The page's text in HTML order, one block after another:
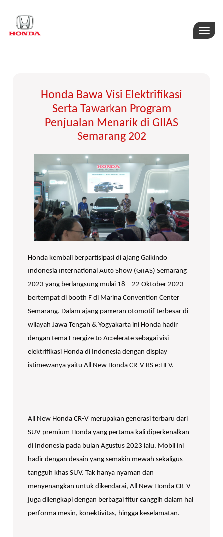
Toggle
Honda Bawa Visi Elektrifikasi
Serta Tawarkan Program
Penjualan Menarik di GIIAS
Semarang 202
Honda kembali berpartisipasi di ajang Gaikindo
Indonesia International Auto Show (GIIAS) Semarang
2023 yang berlangsung mulai 18 – 22 Oktober 2023
bertempat di booth F di Marina Convention Center
Semarang. Dalam ajang pameran otomotif terbesar di
wilayah Jawa Tengah & Yogyakarta ini Honda hadir
dengan tema Energize to Accelerate sebagai visi
elektrifikasi Honda di Indonesia dengan display
istimewanya yaitu All New Honda CR-V RS e:HEV.
All New Honda CR-V merupakan generasi terbaru dari
SUV premium Honda yang pertama kali diperkenalkan
di Indonesia pada bulan Agustus 2023 lalu. Mobil ini
hadir dengan desain yang semakin mewah sekaligus
tangguh khas SUV. Tak hanya nyaman dan
menyenangkan untuk dikendarai, All New Honda CR-V
juga dilengkapi dengan berbagai fitur canggih dalam hal
performa mesin, konektivitas, hingga keselamatan.